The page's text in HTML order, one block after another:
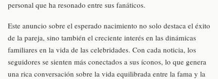
personal que ha resonado entre sus fanáticos.
Este anuncio sobre el esperado nacimiento no solo destaca el éxito
de la pareja, sino también el creciente interés en las dinámicas
familiares en la vida de las celebridades. Con cada noticia, los
seguidores se sienten más conectados a sus íconos, lo que genera
una rica conversación sobre la vida equilibrada entre la fama y la